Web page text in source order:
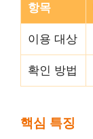
항목
이용 대상
확인 방법
핵심 특징